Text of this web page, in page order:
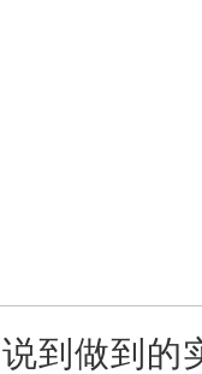
到做到的